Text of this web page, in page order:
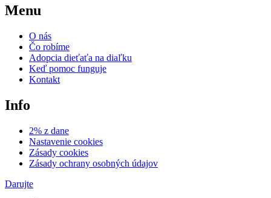
Menu
O nás
Čo robíme
Adopcia dieťaťa na diaľku
Keď pomoc funguje
Kontakt
Info
2% z dane
Nastavenie cookies
Zásady cookies
Zásady ochrany osobných údajov
Darujte